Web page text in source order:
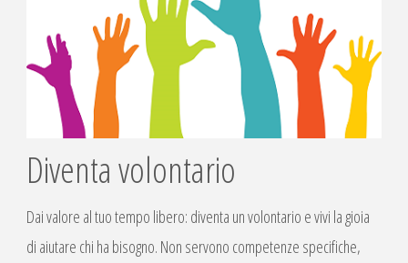
Diventa volontario
Dai valore al tuo tempo libero: diventa un volontario e vivi la gioia
di aiutare chi ha bisogno. Non servono competenze specifiche,